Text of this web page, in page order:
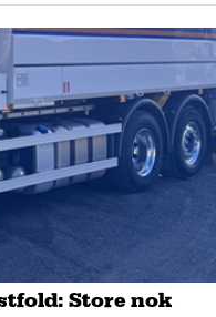
Store nok